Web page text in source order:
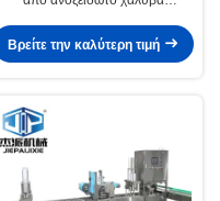
25-30 φλιτζάνια/min Ταχύτητα
Βρείτε την καλύτερη τιμή